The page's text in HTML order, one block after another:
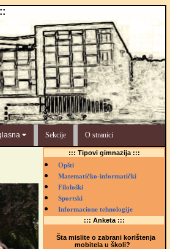
Sekcije O stranici
::: Tipovi gimnazija :::
Opšti
Matematičko-informatički
Filološki
Sportski
Informacione tehnologije
::: Anketa :::
Šta mislite o zabrani korištenja
mobitela u školi?